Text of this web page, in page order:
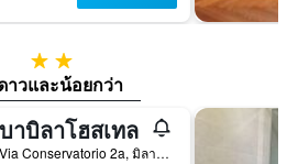
2 ดาว
าวและน้อยกว่า
บาบิลาโฮสเทล
Via Conservatorio 2a, มิลาน, มิลาน, อิตาลี